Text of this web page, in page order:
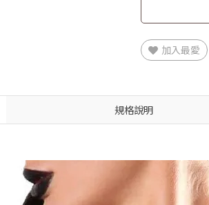
加入最愛
規格說明